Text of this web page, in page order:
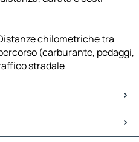
chilometriche tra
(carburante, pedaggi,
stradale